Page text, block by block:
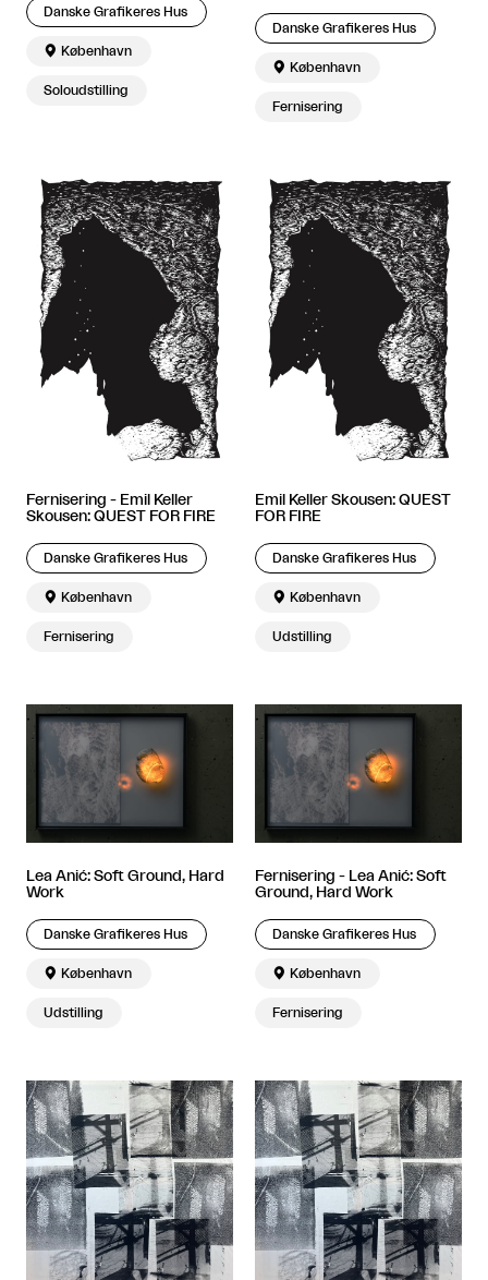
Danske Grafikeres Hus
 København
Soloudstilling
Danske Grafikeres Hus
 København
Fernisering
Fernisering - Emil Keller
Skousen: QUEST FOR FIRE
Danske Grafikeres Hus
 København
Fernisering
Emil Keller Skousen: QUEST
FOR FIRE
Danske Grafikeres Hus
 København
Udstilling
Lea Anić: Soft Ground, Hard
Work
Danske Grafikeres Hus
 København
Udstilling
Fernisering - Lea Anić: Soft
Ground, Hard Work
Danske Grafikeres Hus
 København
Fernisering